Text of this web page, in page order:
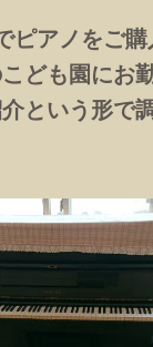
ピアノをご
ども園にお
という形で